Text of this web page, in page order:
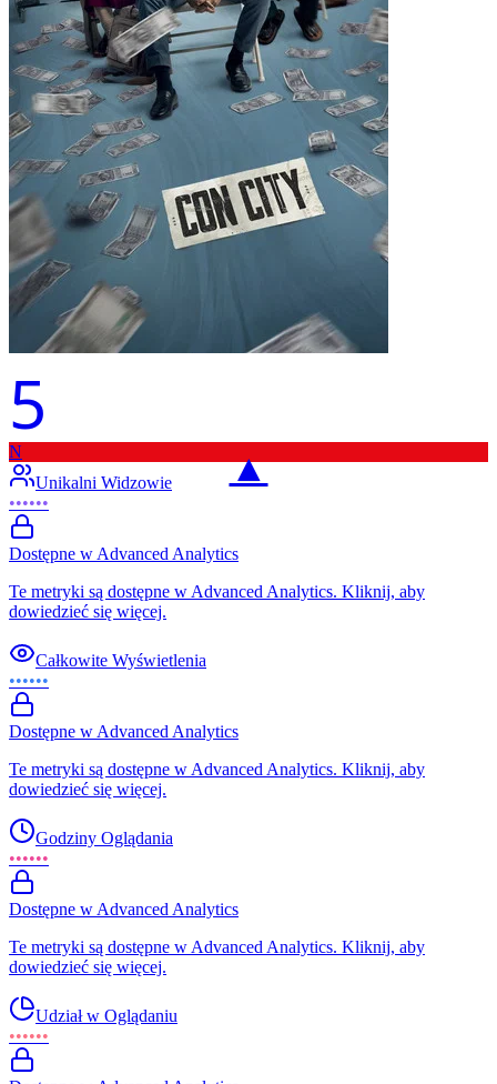
5
▲
N
Unikalni Widzowie
••••••
Dostępne w Advanced Analytics
Te metryki są dostępne w Advanced Analytics. Kliknij, aby
dowiedzieć się więcej.
Całkowite Wyświetlenia
••••••
Dostępne w Advanced Analytics
Te metryki są dostępne w Advanced Analytics. Kliknij, aby
dowiedzieć się więcej.
Godziny Oglądania
••••••
Dostępne w Advanced Analytics
Te metryki są dostępne w Advanced Analytics. Kliknij, aby
dowiedzieć się więcej.
Udział w Oglądaniu
••••••